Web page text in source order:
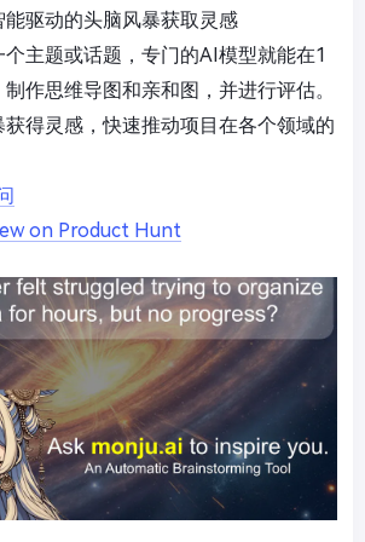
驱动的头脑风暴获取灵感
个主题或话题，专门的AI模型就能在1
作思维导图和亲和图，并进行评估。
得灵感，快速推动项目在各个领域的
on Product Hunt